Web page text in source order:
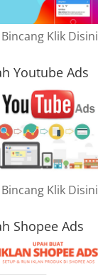
Bincang Klik Disini
Youtube Ads
Bincang Klik Disini
Shopee Ads